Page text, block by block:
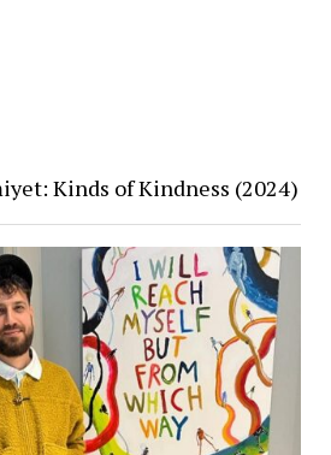
Kinds of Kindness (2024)